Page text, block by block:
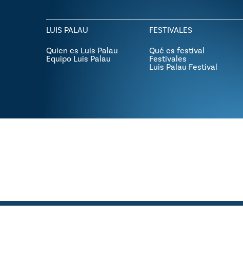
LUIS PALAU
Quien es Luis Palau
Equipo Luis Palau
FESTIVALES
Qué es festival
Festivales
Luis Palau Festival